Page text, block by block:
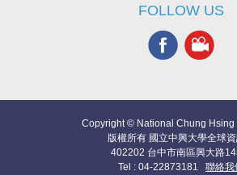
FOLLOW US
Copyright © National Chung Hsing
版權所有 國立中興大學全球
402202 台中市南區興大路
Tel : 04-22873181 聯絡我